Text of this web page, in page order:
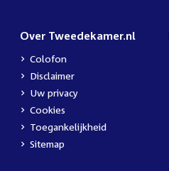
Over Tweedekamer.nl
Colofon
Disclaimer
Uw privacy
Cookies
Toegankelijkheid
Sitemap